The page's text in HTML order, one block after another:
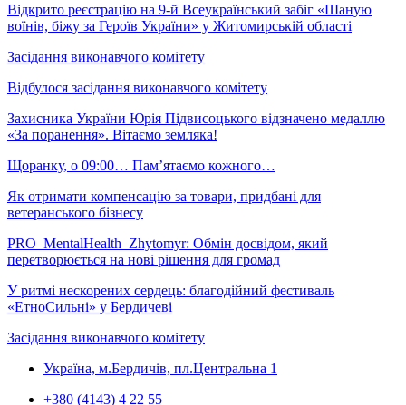
Відкрито реєстрацію на 9-й Всеукраїнський забіг «Шаную
воїнів, біжу за Героїв України» у Житомирській області
Засідання виконавчого комітету
Відбулося засідання виконавчого комітету
Захисника України Юрія Підвисоцького відзначено медаллю
«За поранення». Вітаємо земляка!
Щоранку, о 09:00… Пам’ятаємо кожного…
Як отримати компенсацію за товари, придбані для
ветеранського бізнесу
PRO_MentalHealth_Zhytomyr: Обмін досвідом, який
перетворюється на нові рішення для громад
У ритмі нескорених сердець: благодійний фестиваль
«ЕтноСильні» у Бердичеві
Засідання виконавчого комітету
Україна, м.Бердичів, пл.Центральна 1
+380 (4143) 4 22 55